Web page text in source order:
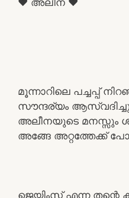
മൂന്നാറിലെ പച്ചപ്പ്‌
സൗന്ദര്യം
അലീനയുടെ മനസ്സും
അങ്ങേ അറ്റത്തേക്ക്
ജെയിംസ് എന്ന തന്റെ